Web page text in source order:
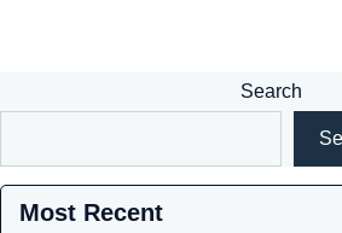
Search
Most Recent